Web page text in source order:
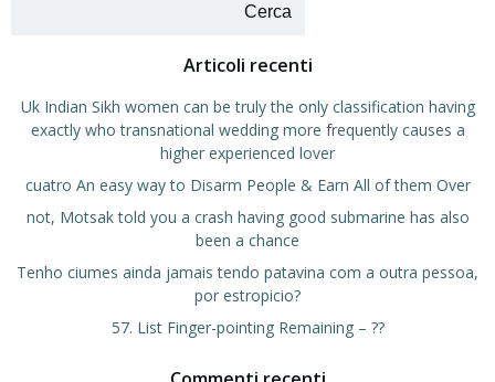
Cerca
Articoli recenti
Uk Indian Sikh women can be truly the only classification having
exactly who transnational wedding more frequently causes a
higher experienced lover
cuatro An easy way to Disarm People & Earn All of them Over
not, Motsak told you a crash having good submarine has also
been a chance
Tenho ciumes ainda jamais tendo patavina com a outra pessoa,
por estropicio?
57. List Finger-pointing Remaining – ??